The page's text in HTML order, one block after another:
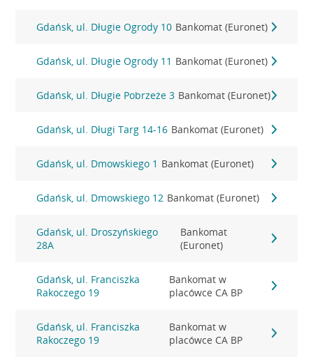
Gdańsk, ul. Długie Ogrody 10 Bankomat (Euronet)
Gdańsk, ul. Długie Ogrody 11 Bankomat (Euronet)
Gdańsk, ul. Długie Pobrzeże 3 Bankomat (Euronet)
Gdańsk, ul. Długi Targ 14-16 Bankomat (Euronet)
Gdańsk, ul. Dmowskiego 1 Bankomat (Euronet)
Gdańsk, ul. Dmowskiego 12 Bankomat (Euronet)
Gdańsk, ul. Droszyńskiego
28A
Bankomat
(Euronet)
Gdańsk, ul. Franciszka
Rakoczego 19
Bankomat w
placówce CA BP
Gdańsk, ul. Franciszka
Rakoczego 19
Bankomat w
placówce CA BP